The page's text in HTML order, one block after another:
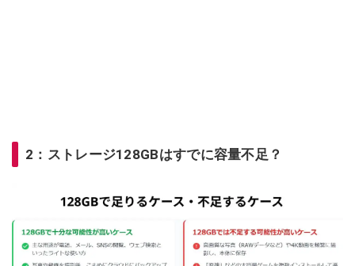
2：ストレージ128GBはすでに容量不足？